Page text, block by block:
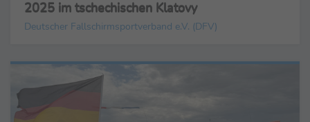
2025 im tschechischen Klatovy
Deutscher Fallschirmsportverband e.V. (DFV)